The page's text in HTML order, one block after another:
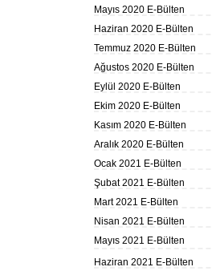
Mayıs 2020 E-Bülten
Haziran 2020 E-Bülten
Temmuz 2020 E-Bülten
Ağustos 2020 E-Bülten
Eylül 2020 E-Bülten
Ekim 2020 E-Bülten
Kasım 2020 E-Bülten
Aralık 2020 E-Bülten
Ocak 2021 E-Bülten
Şubat 2021 E-Bülten
Mart 2021 E-Bülten
Nisan 2021 E-Bülten
Mayıs 2021 E-Bülten
Haziran 2021 E-Bülten